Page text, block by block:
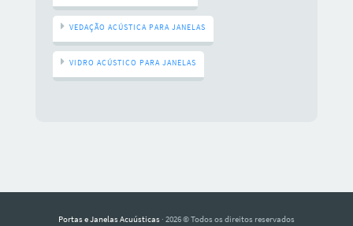
VEDAÇÃO ACÚSTICA PARA JANELAS
VIDRO ACÚSTICO PARA JANELAS
Portas e Janelas Acuústicas · 2026 © Todos os direitos reservados